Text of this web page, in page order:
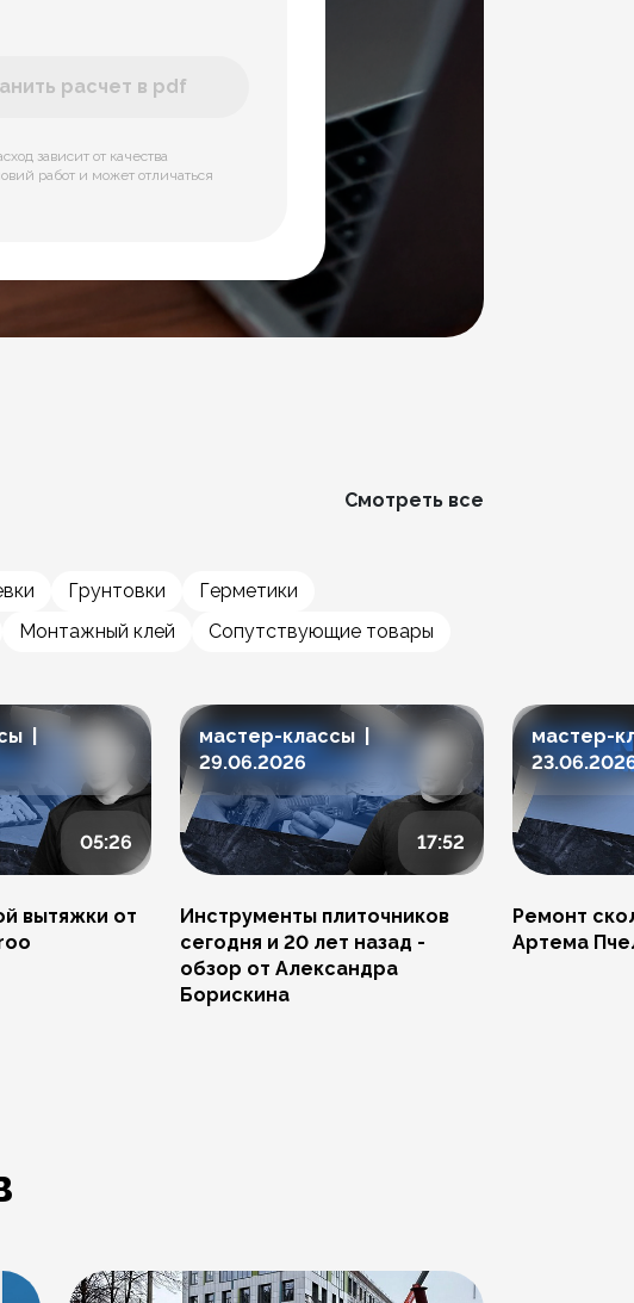
расчет в pdf
зависит от качества
работ и может отличаться
Смотреть все
Грунтовки
Герметики
Монтажный клей Сопутствующие товары
|
05:26
вытяжки от
мастер-классы |
29.06.2026
17:52
Инструменты плиточников
сегодня и 20 лет назад -
обзор от Александра
Борискина
мастер-
Ремонт
Артема